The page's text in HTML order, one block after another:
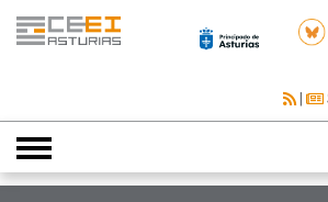
|
Toggle
navigation